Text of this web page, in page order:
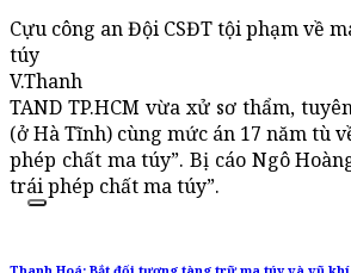
Cựu công an Đội CSĐT tội phạm về
túy
V.Thanh
TAND TP.HCM vừa xử sơ thẩm,
(ở Hà Tĩnh) cùng mức án 17 năm tù
phép chất ma túy”. Bị cáo Ngô
trái phép chất ma túy”.